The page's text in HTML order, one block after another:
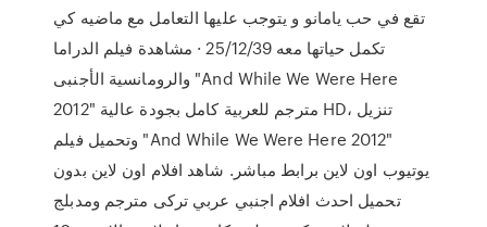
تقع في حب يامانو و يتوجب عليها التعامل مع ماضيه كي
تكمل حياتها معه 25/12/39 · مشاهدة فيلم الدراما
والرومانسية الأجنبى "And While We Were Here
2012" مترجم للعربية كامل بجودة عالية HD، تنزيل
وتحميل فيلم "And While We Were Here 2012"
يوتيوب اون لاين برابط مباشر. شاهد افلام اون لاين بدون
تحميل احدث افلام اجنبي عربي تركى مترجم ومدبلج